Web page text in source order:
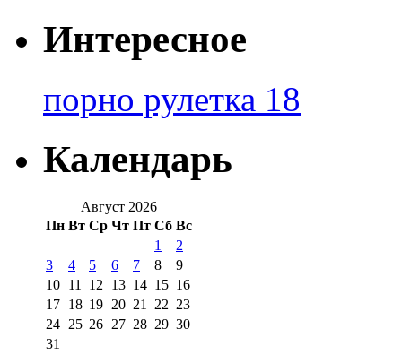
Интересное
порно рулетка 18
Календарь
Август 2026
Пн Вт Ср Чт Пт Сб Вс
1
2
3
4 5 6 7 8
9
10 11 12 13 14 15 16
17 18 19 20 21 22 23
24 25 26 27 28 29 30
31